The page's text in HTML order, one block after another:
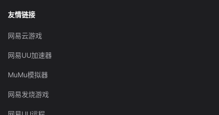
友情链接
网易云游戏
网易UU加速器
MuMu模拟器
网易发烧游戏